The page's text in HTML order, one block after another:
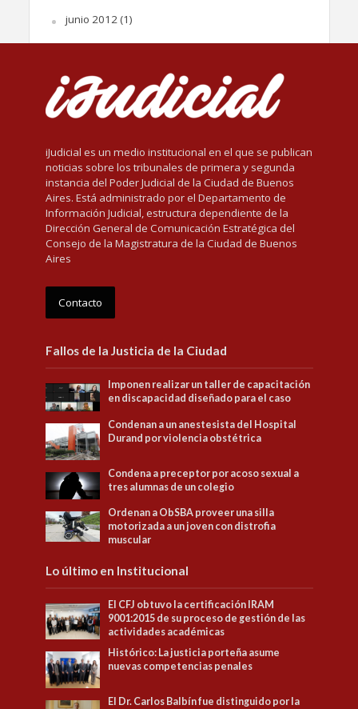
junio 2012(1)
iJudicial es un medio institucional en el que se publican
noticias sobre los tribunales de primera y segunda
instancia del Poder Judicial de la Ciudad de Buenos
Aires. Está administrado por el Departamento de
Información Judicial, estructura dependiente de la
Dirección General de Comunicación Estratégica del
Consejo de la Magistratura de la Ciudad de Buenos
Aires
Contacto
Fallos de la Justicia de la Ciudad
Imponen realizar un taller de capacitación
en discapacidad diseñado para el caso
Condenan a un anestesista del Hospital
Durand por violencia obstétrica
Condena a preceptor por acoso sexual a
tres alumnas de un colegio
Ordenan a ObSBA proveer una silla
motorizada a un joven con distrofia
muscular
Lo último en Institucional
El CFJ obtuvo la certificación IRAM
9001:2015 de su proceso de gestión de las
actividades académicas
Histórico: La justicia porteña asume
nuevas competencias penales
El Dr. Carlos Balbín fue distinguido por la